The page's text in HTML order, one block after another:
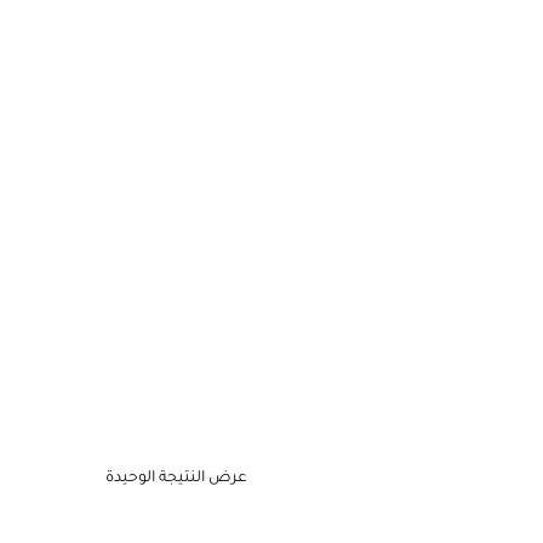
عرض النتيجة الوحيدة